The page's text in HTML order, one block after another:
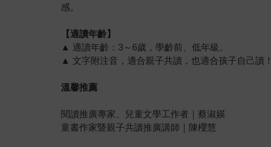
感。
【適讀年齡】
▲ 適讀年齡：3～6歲，學齡前、低年級。
▲ 文字附注音，適合親子共讀，也適合孩子自己讀！
溫馨推薦
閱讀推廣專家、兒童文學工作者｜蔡淑媖
童書作家暨親子共讀推廣講師｜陳櫻慧